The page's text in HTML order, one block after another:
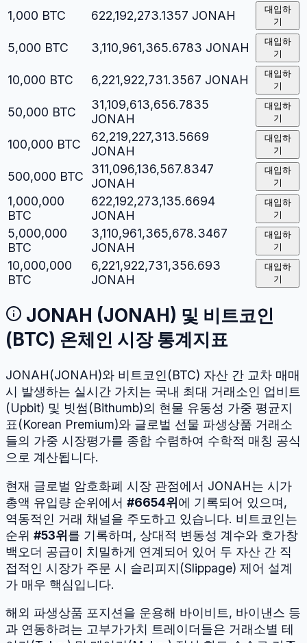
1,000 BTC 622,192,273.1357 JONAH
대입하
기
5,000 BTC 3,110,961,365.6783 JONAH
대입하
기
10,000 BTC 6,221,922,731.3567 JONAH
대입하
기
50,000 BTC
31,109,613,656.7835
JONAH
대입하
기
100,000 BTC
62,219,227,313.5669
JONAH
대입하
기
500,000 BTC
311,096,136,567.8347
JONAH
대입하
기
1,000,000
BTC
622,192,273,135.6694
JONAH
대입하
기
5,000,000
BTC
3,110,961,365,678.3467
JONAH
대입하
기
10,000,000
BTC
6,221,922,731,356.693
JONAH
대입하
기
JONAH (JONAH ) 및 비트코인
( BTC) 온체인 시장 통계지표
JONAH(JONAH)와 비트코인 (BTC) 자산 간 교차 매매
시 발생하는 실시간 가치는 국내 최대 거래소인 업비트
(Upbit) 및 빗썸(Bithumb)의 현물 유동성 가중 평균지
표(Korean Premium)와 글로벌 선물 파생상품 거래소
들의 가중 시장평가를 종합 수렴하여 수학적 매칭 공식
으로 계산됩니다.
현재 글로벌 암호화폐 시장 관점에서 JONAH는 시가
총액 유입량 순위에서 #6654위에 기록되어 있으며,
역동적인 거래 채널을 주도하고 있습니다. 비트코인는
순위 #53위를 기록하며, 상대적 변동성 계수와 호가창
백오더 공급이 치밀하게 연계되어 있어 두 자산 간 직
접적인 시장가 주문 시 슬리피지(Slippage) 제어 설계
가 매우 핵심입니다.
해외 파생상품 포지션을 운용해 바이비트, 바이낸스 등
과 연동하려는 고부가가치 트레이더들은 거래소별 테